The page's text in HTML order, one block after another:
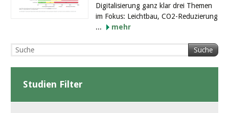
Digitalisierung ganz klar drei Themen
im Fokus: Leichtbau, CO2-Reduzierung
...
mehr
Suche
Studien Filter